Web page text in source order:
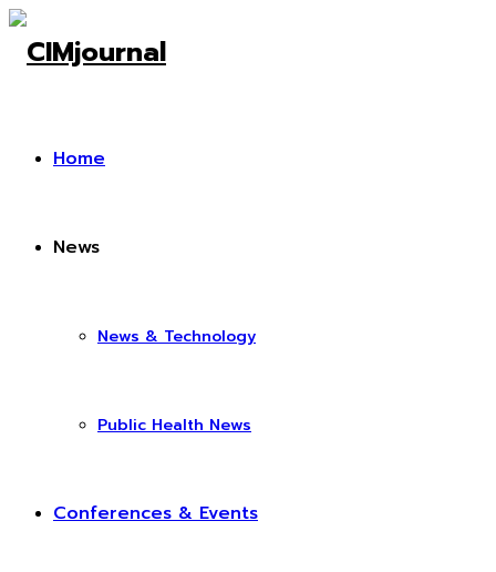
Home
News
News & Technology
Public Health News
Conferences & Events